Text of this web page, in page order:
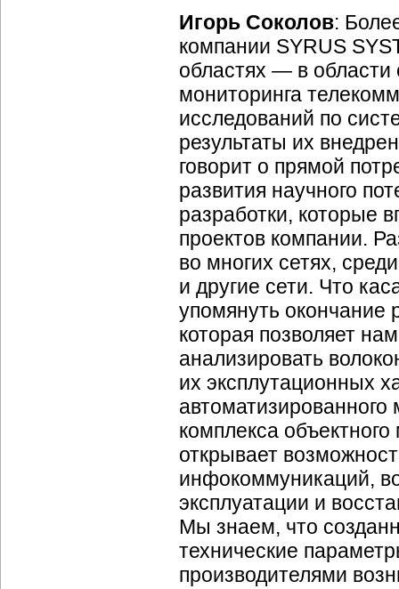
Игорь Соколов:
компании SYRUS
областях — в области
мониторинга
исследований по
результаты их
говорит о прямой
развития научного
разработки, которые
проектов компании.
во многих сетях,
и другие сети. Что
упомянуть окончание
которая позволяет
анализировать
их эксплутационных
автоматизированного
комплекса
открывает
инфокоммуникаций,
эксплуатации и
Мы знаем, что
технические
производителями